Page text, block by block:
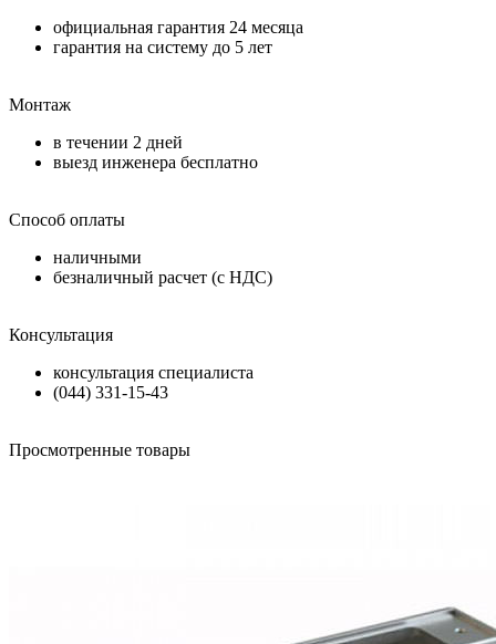
официальная гарантия 24 месяца
гарантия на систему до 5 лет
Монтаж
в течении 2 дней
выезд инженера бесплатно
Способ оплаты
наличными
безналичный расчет (с НДС)
Консультация
консультация специалиста
(044) 331-15-43
Просмотренные товары